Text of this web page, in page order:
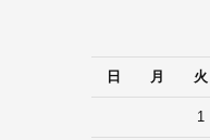
日
月 火
1